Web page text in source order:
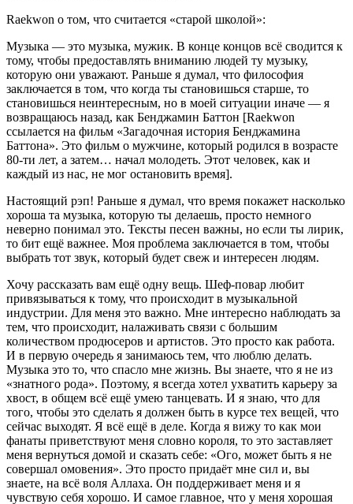
Raekwon о том, что считается «старой школой»:
Музыка — это музыка, мужик. В конце концов всё сводится к
тому, чтобы предоставлять вниманию людей ту музыку,
которую они уважают. Раньше я думал, что философия
заключается в том, что когда ты становишься старше, то
становишься неинтересным, но в моей ситуации иначе — я
возвращаюсь назад, как Бенджамин Баттон [Raekwon
ссылается на фильм «Загадочная история Бенджамина
Баттона». Это фильм о мужчине, который родился в возрасте
80-ти лет, а затем… начал молодеть. Этот человек, как и
каждый из нас, не мог остановить время].
Настоящий рэп! Раньше я думал, что время покажет насколько
хороша та музыка, которую ты делаешь, просто немного
неверно понимал это. Тексты песен важны, но если ты лирик,
то бит ещё важнее. Моя проблема заключается в том, чтобы
выбрать тот звук, который будет свеж и интересен людям.
Хочу рассказать вам ещё одну вещь. Шеф-повар любит
привязываться к тому, что происходит в музыкальной
индустрии. Для меня это важно. Мне интересно наблюдать за
тем, что происходит, налаживать связи с большим
количеством продюсеров и артистов. Это просто как работа.
И в первую очередь я занимаюсь тем, что люблю делать.
Музыка это то, что спасло мне жизнь. Вы знаете, что я не из
«знатного рода». Поэтому, я всегда хотел ухватить карьеру за
хвост, в общем всё ещё умею танцевать. И я знаю, что для
того, чтобы это сделать я должен быть в курсе тех вещей, что
сейчас выходят. Я всё ещё в деле. Когда я вижу то как мои
фанаты приветствуют меня словно короля, то это заставляет
меня вернуться домой и сказать себе: «Ого, может быть я не
совершал омовения». Это просто придаёт мне сил и, вы
знаете, на всё воля Аллаха. Он поддерживает меня и я
чувствую себя хорошо. И самое главное, что у меня хорошая